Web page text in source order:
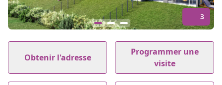
3
1
3
Obtenir l'adresse
Programmer une
visite